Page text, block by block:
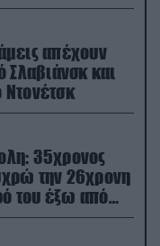
απέχουν
Σλαβιάνσκ και
Ντονέτσκ
35χρονος
την 26χρονη
του έξω από